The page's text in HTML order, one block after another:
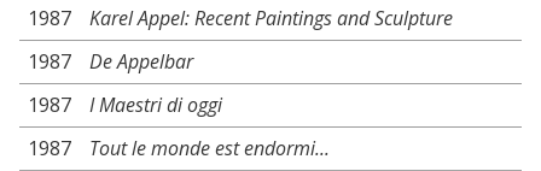
1987
Karel Appel: Recent Paintings and Sculpture
1987
De Appelbar
1987
I Maestri di oggi
1987
Tout le monde est endormi...